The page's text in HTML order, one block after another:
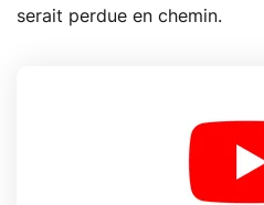
serait perdue en chemin.